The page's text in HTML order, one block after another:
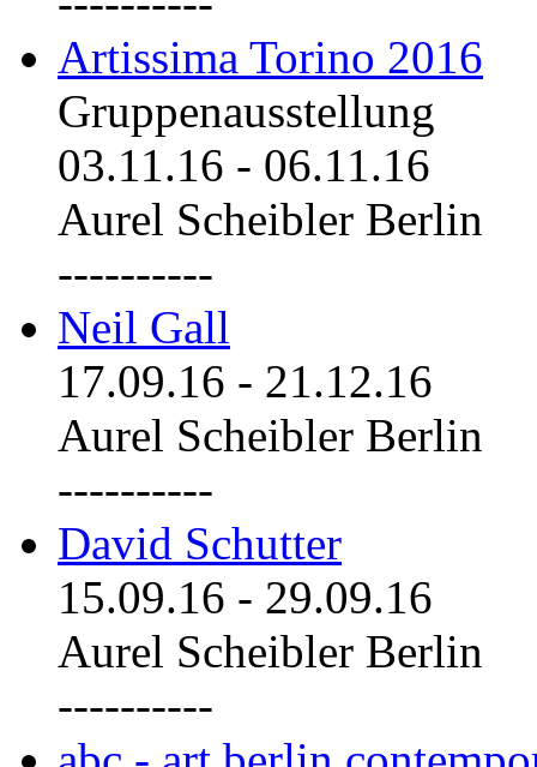
Artissima Torino 2016
Gruppenausstellung
03.11.16 - 06.11.16
Aurel Scheibler Berlin
----------
Neil Gall
17.09.16 - 21.12.16
Aurel Scheibler Berlin
----------
David Schutter
15.09.16 - 29.09.16
Aurel Scheibler Berlin
----------